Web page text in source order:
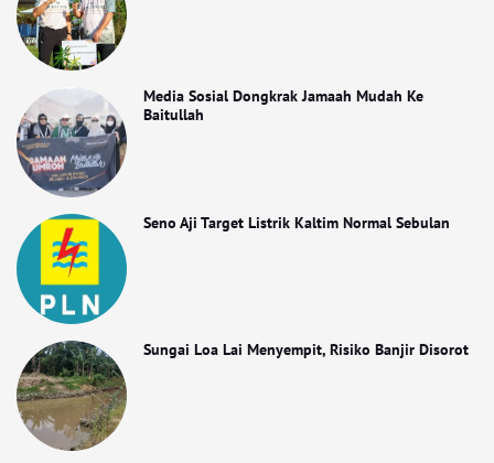
Media Sosial Dongkrak Jamaah Mudah Ke
Baitullah
Seno Aji Target Listrik Kaltim Normal Sebulan
Sungai Loa Lai Menyempit, Risiko Banjir Disorot